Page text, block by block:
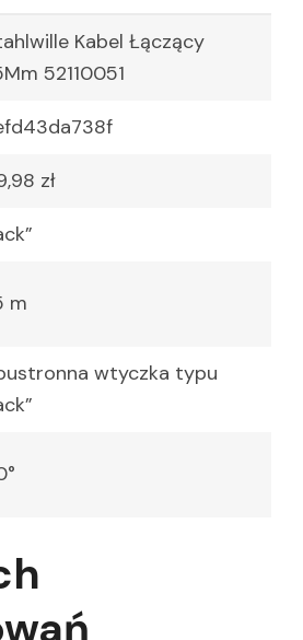
Kabel Łączący
52110051
zł
m
wtyczka typu